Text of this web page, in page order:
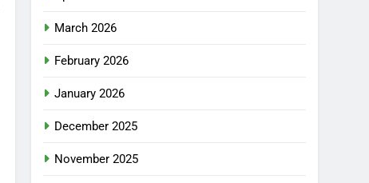
March 2026
February 2026
January 2026
December 2025
November 2025